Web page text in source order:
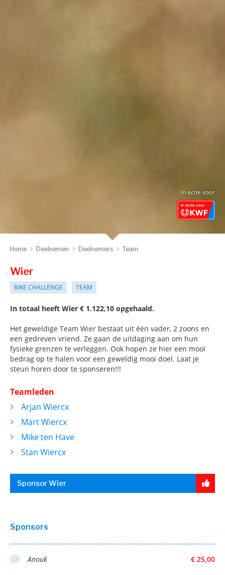
In actie voor
Home Deelnemen Deelnemers Team
Wier
BIKE CHALLENGE TEAM
In totaal heeft Wier € 1.122,10 opgehaald.
Het geweldige Team Wier bestaat uit één vader, 2 zoons en
een gedreven vriend. Ze gaan de uitdaging aan om hun
fysieke grenzen te verleggen. Ook hopen ze hier een mooi
bedrag op te halen voor een geweldig mooi doel. Laat je
steun horen door te sponseren!!!
Teamleden
Arjan Wiercx
Mart Wiercx
Mike ten Have
Stan Wiercx
Sponsor Wier
Sponsors
€ 25,00
Anouk